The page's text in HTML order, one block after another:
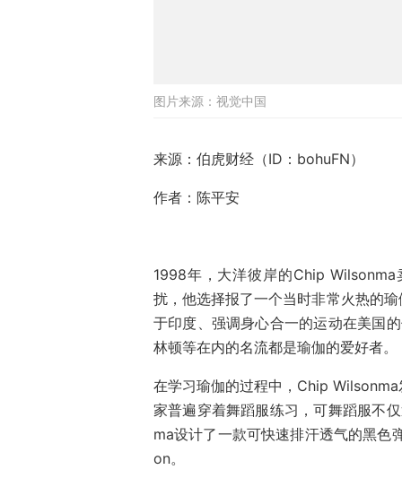
图片来源： 视觉中国
来源：伯虎财经（ID：bohuFN）
作者：陈平安
1998年，大洋彼岸的Chip
扰，他选择报了一个当时非常火热的
于印度、强调身心合一的运动在美国
林顿等在内的名流都是瑜伽的爱好者。
在学习瑜伽的过程中，Chip
家普遍穿着舞蹈服练习，可舞蹈服不
ma设计了一款可快速排汗透气的黑色
on。